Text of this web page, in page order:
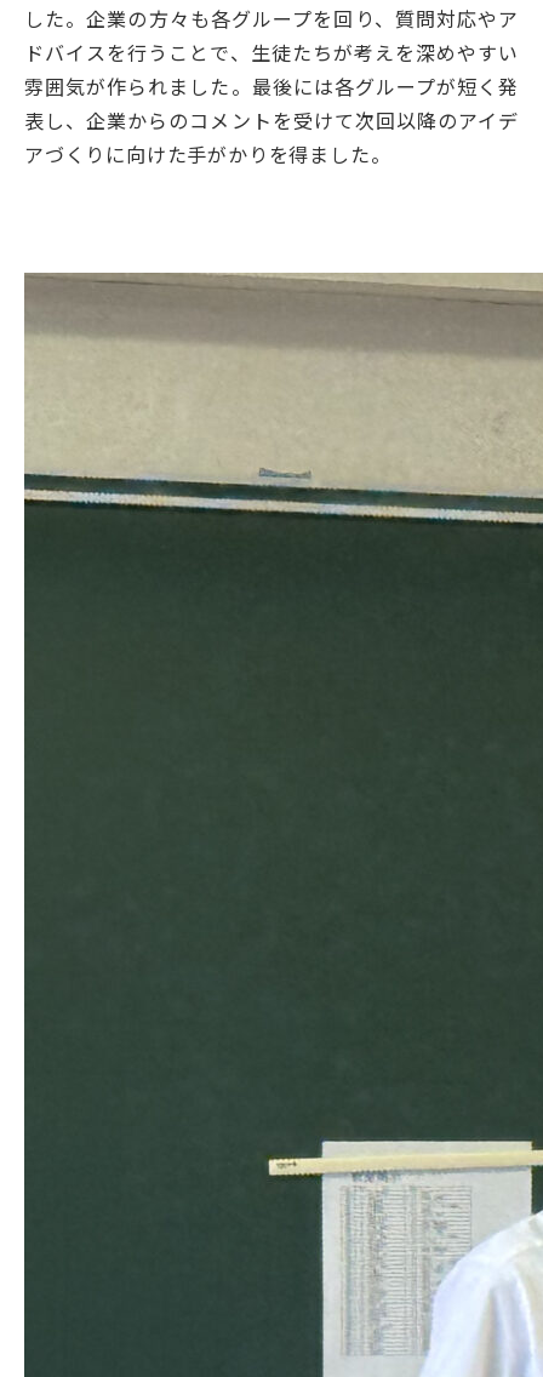
した。企業の方々も各グループを回り、質問対応やア
ドバイスを行うことで、生徒たちが考えを深めやすい
雰囲気が作られました。最後には各グループが短く発
表し、企業からのコメントを受けて次回以降のアイデ
アづくりに向けた手がかりを得ました。